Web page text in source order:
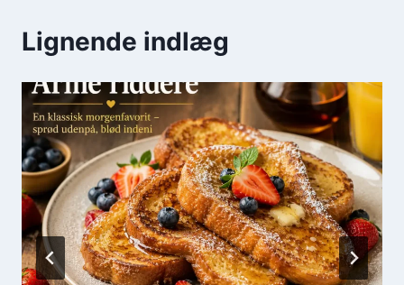
Lignende indlæg